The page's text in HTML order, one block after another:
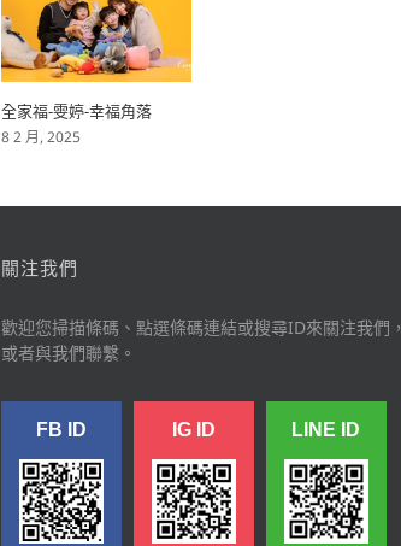
全家福-雯婷-幸福角落
8 2 月, 2025
關注我們
歡迎您掃描條碼、點選條碼連結或搜尋ID來關注我們，
或者與我們聯繫。
FB ID IG ID LINE ID